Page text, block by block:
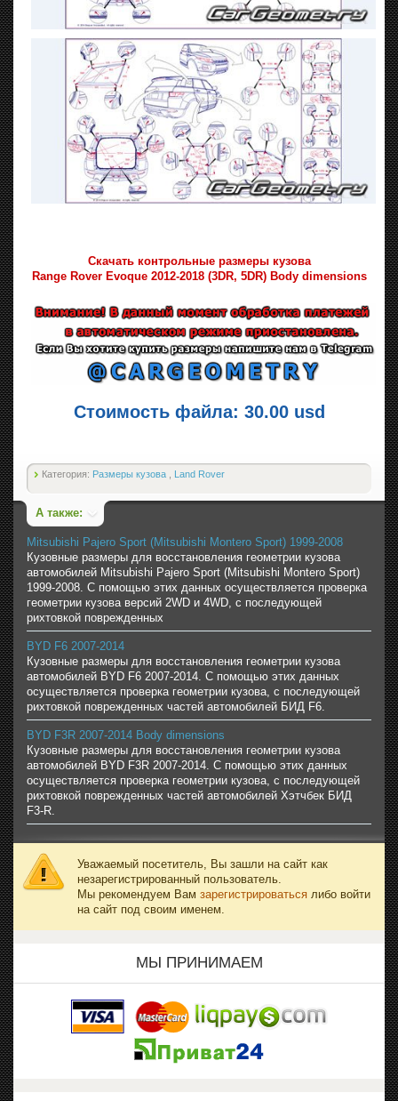
Скачать контрольные размеры кузова
Range Rover Evoque 2012-2018 (3DR, 5DR) Body dimensions
Стоимость файла: 30.00 usd
Категория: Размеры кузова Land Rover
А также:
Mitsubishi Pajero Sport (Mitsubishi Montero Sport) 1999-2008
Кузовные размеры для восстановления геометрии кузова
автомобилей Mitsubishi Pajero Sport (Mitsubishi Montero Sport)
1999-2008. С помощью этих данных осуществляется проверка
геометрии кузова версий 2WD и 4WD, с последующей
рихтовкой поврежденных
BYD F6 2007-2014
Кузовные размеры для восстановления геометрии кузова
автомобилей BYD F6 2007-2014. С помощью этих данных
осуществляется проверка геометрии кузова, с последующей
рихтовкой поврежденных частей автомобилей БИД F6.
BYD F3R 2007-2014 Body dimensions
Кузовные размеры для восстановления геометрии кузова
автомобилей BYD F3R 2007-2014. С помощью этих данных
осуществляется проверка геометрии кузова, с последующей
рихтовкой поврежденных частей автомобилей Хэтчбек БИД
F3-R.
Уважаемый посетитель, Вы зашли на сайт как
незарегистрированный пользователь.
Мы рекомендуем Вам зарегистрироваться либо войти
на сайт под своим именем.
МЫ ПРИНИМАЕМ